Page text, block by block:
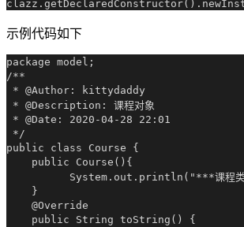
示例代码如下
package model;
/**
* @Author: kittydaddy
* @Description: 课程对象
* @Date: 2020-04-28 22:01
*/
public class Course {
    public Course(){
System.out.println("***课程类
    }
    @Override
    public String toString() {